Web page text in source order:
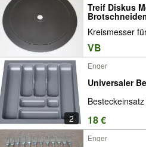
Treif Diskus
Kreismesser
VB
2
Enger
Universaler
18 €
Enger